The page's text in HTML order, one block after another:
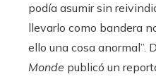
podía asumir sin
llevarlo como bandera
ello una cosa anormal”.
Monde publicó un